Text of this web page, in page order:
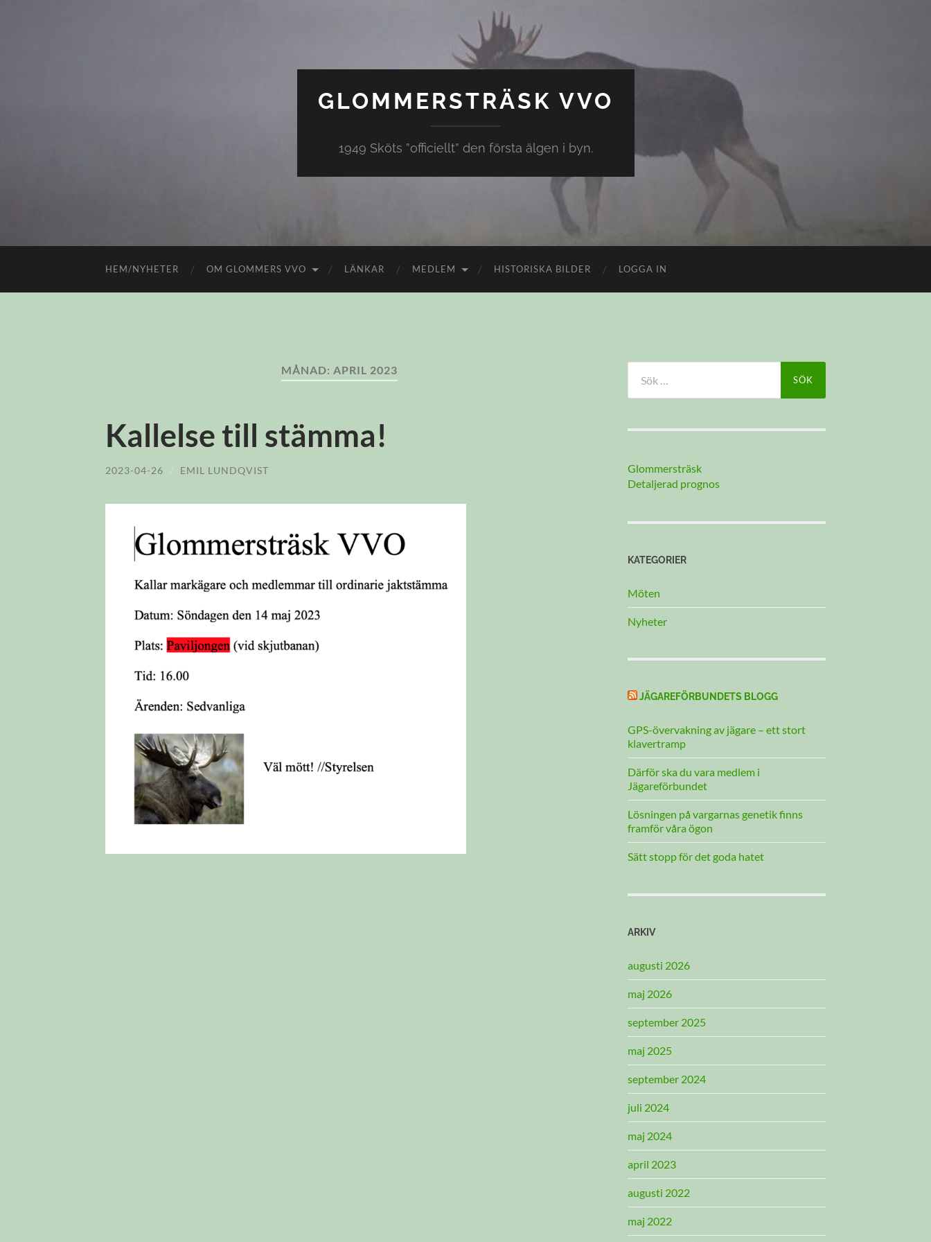
GLOMMERSTRÄSK VVO
1949 Sköts ”officiellt” den första älgen i byn.
HEM/NYHETER OM GLOMMERS VVO LÄNKAR MEDLEM HISTORISKA BILDER LOGGA IN
MÅNAD: APRIL 2023
Kallelse till stämma!
2023-04-26 / EMIL LUNDQVIST
efter:
Glommersträsk
Detaljerad prognos
KATEGORIER
Möten
Nyheter
JÄGAREFÖRBUNDETS BLOGG
GPS-övervakning av jägare – ett stort
klavertramp
Därför ska du vara medlem i
Jägareförbundet
Lösningen på vargarnas genetik finns
framför våra ögon
Sätt stopp för det goda hatet
ARKIV
augusti 2026
maj 2026
september 2025
maj 2025
september 2024
juli 2024
maj 2024
april 2023
augusti 2022
maj 2022